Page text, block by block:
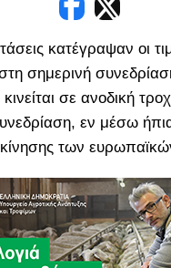
κατέγραψαν οι
σημερινή
σε ανοδική
εν μέσω
κίνησης των